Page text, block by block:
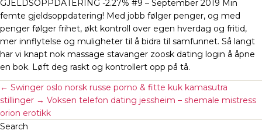
GJELDSOPPDATERING -2.27% #9 – September 2019 Min
femte gjeldsoppdatering! Med jobb følger penger, og med
penger følger frihet, økt kontroll over egen hverdag og fritid,
mer innflytelse og muligheter til å bidra til samfunnet. Så langt
har vi knapt nok massage stavanger zoosk dating login å åpne
en bok. Løft deg raskt og kontrollert opp på tå.
← Swinger oslo norsk russe porno & fitte kuk kamasutra
stillinger → Voksen telefon dating jessheim – shemale mistress
orion erotikk
Search